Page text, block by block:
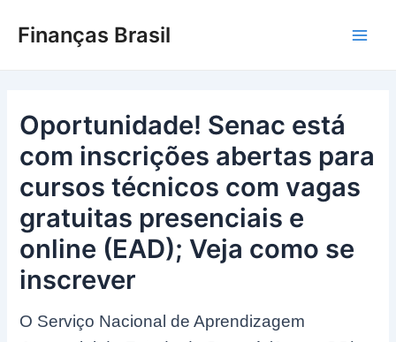
paraFinanças Brasil
Oportunidade! Senac está
com inscrições abertas para
cursos técnicos com vagas
gratuitas presenciais e
online (EAD); Veja como se
inscrever
O Serviço Nacional de Aprendizagem